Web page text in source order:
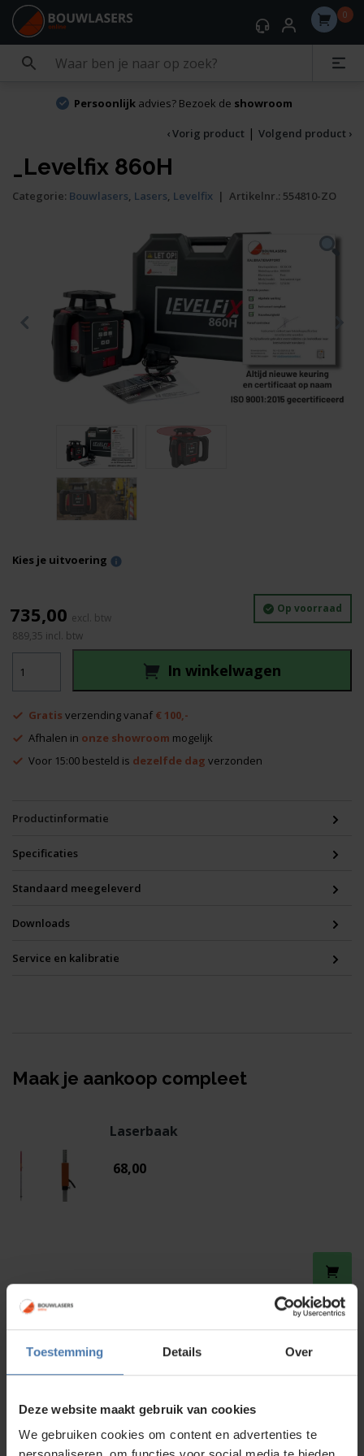
Toestemming Details Over
Deze website maakt gebruik van cookies
We gebruiken cookies om content en advertenties te
0
Persoonlijkadvies? Bezoek de showroom
‹ Vorig product | Volgend product ›
_Levelfix 860H
Categorie: Bouwlasers, Lasers, Levelfix | Artikelnr.: 554810-ZO
Kies je uitvoering
Op voorraad
860H
aantal
889,35 incl. btw
In winkelwagen
735,00
Gratis verzending vanaf € 100,-
Afhalen in onze showroom mogelijk
Voor 15:00 besteld is dezelfde dag verzonden
Productinformatie
Specificaties
Standaard meegeleverd
Downloads
Service en kalibratie
Maak je aankoop compleet
Laserbaak
68,00
Levelfix Bouwstatief